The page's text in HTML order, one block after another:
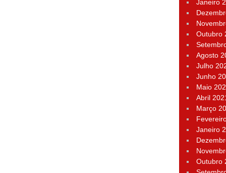
Janeiro
Outubro
Agosto
Julho
Junho
Maio
Abril
Março
Janeiro
Outubro